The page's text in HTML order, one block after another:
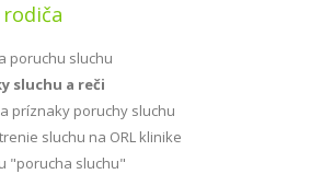
poruchu sluchu
sluchu a reči
príznaky poruchy sluchu
sluchu na ORL klinike
"porucha sluchu"